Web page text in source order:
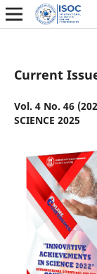
Current
Vol. 4 No. 46
SCIENCE 2025